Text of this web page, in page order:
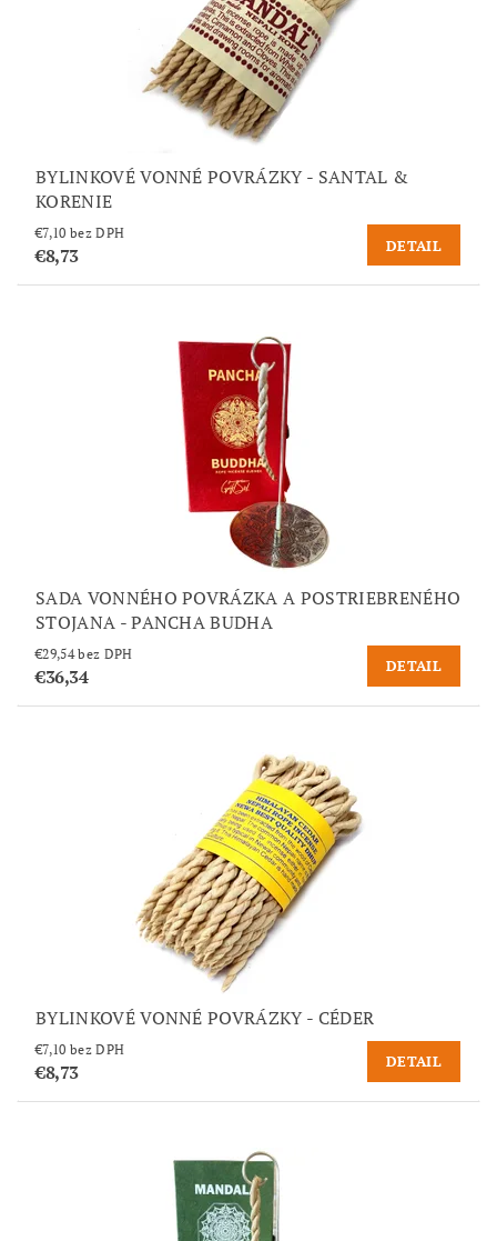
BYLINKOVÉ VONNÉ POVRÁZKY - SANTAL &
KORENIE
€7,10 bez DPH
€8,73 DETAIL
SADA VONNÉHO POVRÁZKA A POSTRIEBRENÉHO
STOJANA - PANCHA BUDHA
€29,54 bez DPH
€36,34 DETAIL
BYLINKOVÉ VONNÉ POVRÁZKY - CÉDER
€7,10 bez DPH
€8,73 DETAIL